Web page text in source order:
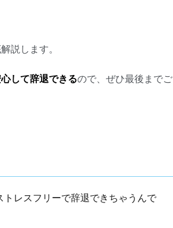
説します。
して辞退できるので、ぜひ最後までご
レスフリーで辞退できちゃうんで